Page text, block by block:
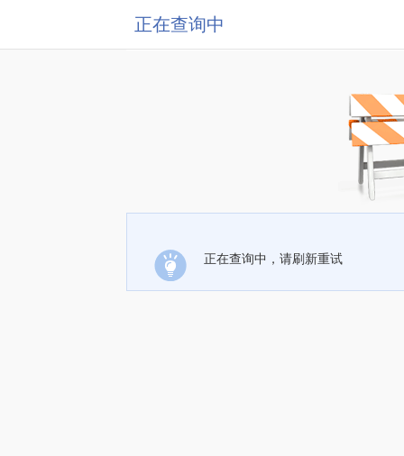
正在查询中
正在查询中，请刷新重试